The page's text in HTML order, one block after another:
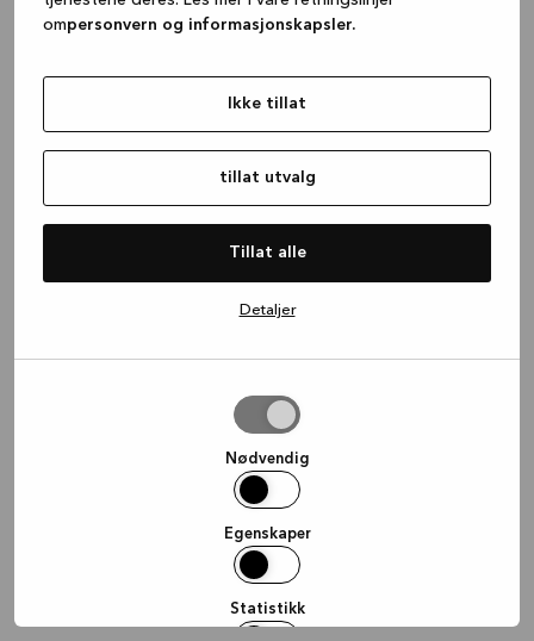
ompersonvern og informasjonskapsler.
Ikke tillat
tillat utvalg
Tillat alle
Detaljer
Nødvendig
Egenskaper
Statistikk
(see the browser console for more
information).